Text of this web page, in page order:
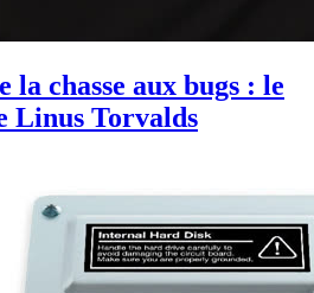
chasse aux bugs : le
Linus Torvalds